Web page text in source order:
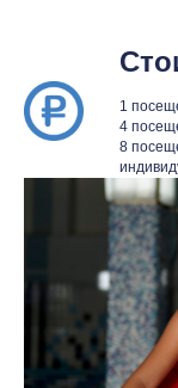
1
4
8